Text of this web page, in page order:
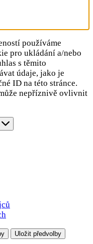
používáme
pro ukládání a/nebo
s těmito
údaje, jako je
ID na této stránce.
nepříznivě ovlivnit
Uložit předvolby